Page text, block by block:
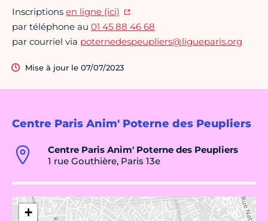
Centre Paris Anim' Poterne des Peupliers
Centre Paris Anim' Poterne des Peupliers
1 rue Gouthière, Paris 13e
+
Inscriptions en ligne (ici)
par téléphone au 01 45 88 46 68
par courriel via poternedespeupliers@ligueparis.org
Mise à jour le 07/07/2023